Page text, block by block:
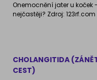
Onemocnění jater u koček
nejčastěji? Zdroj: 123rf.com
CHOLANGITIDA
CEST)